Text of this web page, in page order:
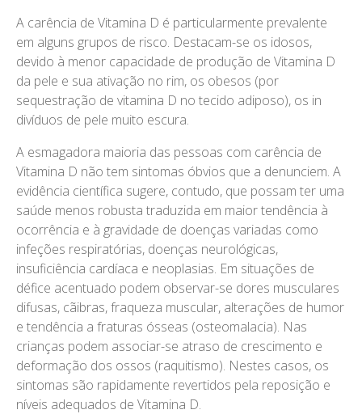
A carência de Vitamina D é particularmente prevalente
em alguns grupos de risco. Destacam-se os idosos,
devido à menor capacidade de produção de Vitamina D
da pele e sua ativação no rim, os obesos (por
sequestração de vitamina D no tecido adiposo), os in
divíduos de pele muito escura.
A esmagadora maioria das pessoas com carência de
Vitamina D não tem sintomas óbvios que a denunciem. A
evidência científica sugere, contudo, que possam ter uma
saúde menos robusta traduzida em maior tendência à
ocorrência e à gravidade de doenças variadas como
infeções respiratórias, doenças neurológicas,
insuficiência cardíaca e neoplasias. Em situações de
défice acentuado podem observar-se dores musculares
difusas, cãibras, fraqueza muscular, alterações de humor
e tendência a fraturas ósseas (osteomalacia). Nas
crianças podem associar-se atraso de crescimento e
deformação dos ossos (raquitismo). Nestes casos, os
sintomas são rapidamente revertidos pela reposição e
níveis adequados de Vitamina D.